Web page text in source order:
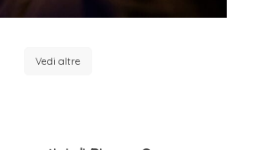
Vedi altre